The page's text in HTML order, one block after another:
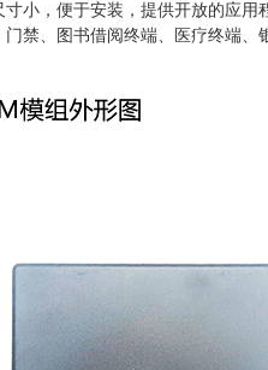
寸小，便于安装，提供开放的应
禁、图书借阅终端、医疗终端、